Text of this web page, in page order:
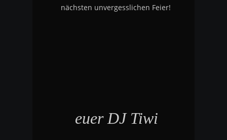
nächsten unvergesslichen Feier!
euer DJ Tiwi